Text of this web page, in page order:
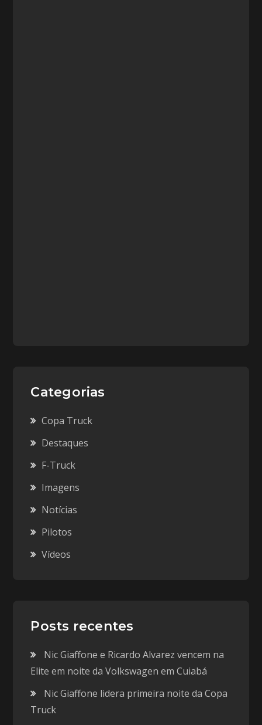
Categorias
Copa Truck
Destaques
F-Truck
Imagens
Notícias
Pilotos
Vídeos
Posts recentes
Nic Giaffone e Ricardo Alvarez vencem na
Elite em noite da Volkswagen em Cuiabá
Nic Giaffone lidera primeira noite da Copa
Truck